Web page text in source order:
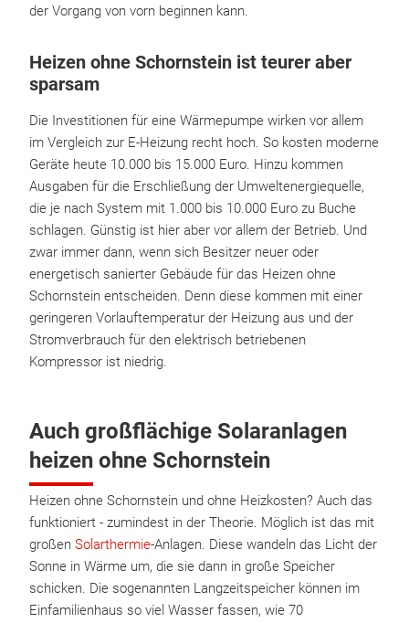
der Vorgang von vorn beginnen kann.
Heizen ohne Schornstein ist teurer aber
sparsam
Die Investitionen für eine Wärmepumpe wirken vor allem
im Vergleich zur E-Heizung recht hoch. So kosten moderne
Geräte heute 10.000 bis 15.000 Euro. Hinzu kommen
Ausgaben für die Erschließung der Umweltenergiequelle,
die je nach System mit 1.000 bis 10.000 Euro zu Buche
schlagen. Günstig ist hier aber vor allem der Betrieb. Und
zwar immer dann, wenn sich Besitzer neuer oder
energetisch sanierter Gebäude für das Heizen ohne
Schornstein entscheiden. Denn diese kommen mit einer
geringeren Vorlauftemperatur der Heizung aus und der
Stromverbrauch für den elektrisch betriebenen
Kompressor ist niedrig.
Auch großflächige Solaranlagen
heizen ohne Schornstein
Heizen ohne Schornstein und ohne Heizkosten? Auch das
funktioniert - zumindest in der Theorie. Möglich ist das mit
großen Solarthermie-Anlagen. Diese wandeln das Licht der
Sonne in Wärme um, die sie dann in große Speicher
schicken. Die sogenannten Langzeitspeicher können im
Einfamilienhaus so viel Wasser fassen, wie 70